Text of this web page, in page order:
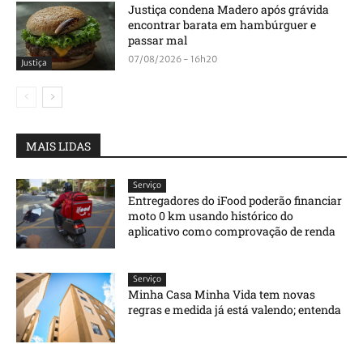
Justiça
Justiça condena Madero após grávida
encontrar barata em hambúrguer e
passar mal
07/08/2026 - 16h20
MAIS LIDAS
Serviço
Entregadores do iFood poderão financiar
moto 0 km usando histórico do
aplicativo como comprovação de renda
Serviço
Minha Casa Minha Vida tem novas
regras e medida já está valendo; entenda